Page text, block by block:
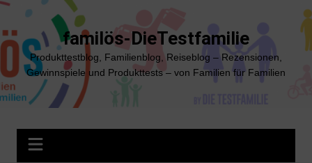
Zum
springen
familös-DieTestfamilie
Produkttestblog, Familienblog, Reiseblog – Rezensionen,
Gewinnspiele und Produkttests – von Familien für Familien